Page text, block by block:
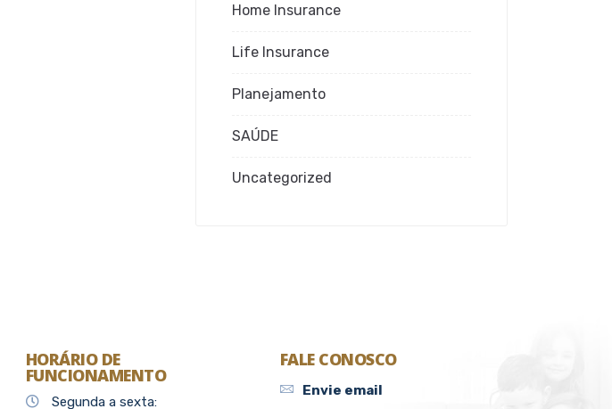
Home Insurance
Life Insurance
Planejamento
SAÚDE
Uncategorized
HORÁRIO DE
FUNCIONAMENTO
Segunda a sexta:
FALE CONOSCO
Envie email